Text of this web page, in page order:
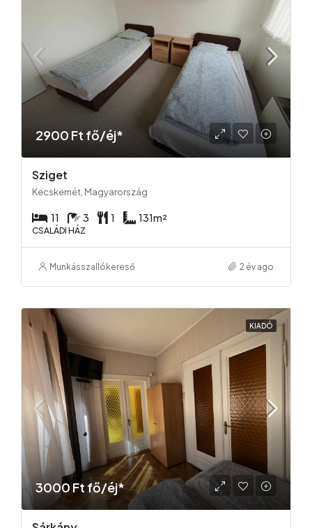
2900 Ft fő/éj*
Sziget
Kecskemét, Magyarország
11 3 1 131m²
CSALÁDI HÁZ
Munkásszallókereső 2 év ago
KIADÓ
3000 Ft fő/éj*